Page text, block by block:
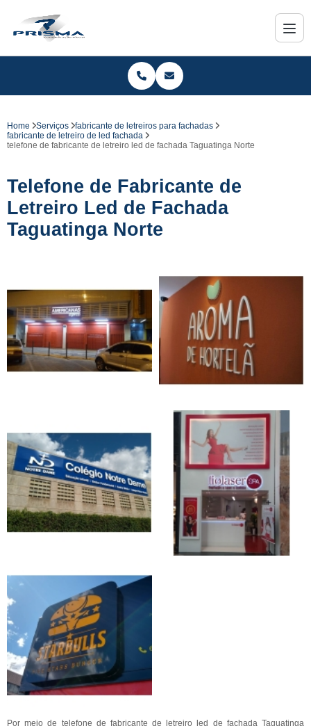
Home Serviços
fabricante de letreiros para fachadas
fabricante de letreiro de led fachada
telefone de fabricante de letreiro led de fachada Taguatinga Norte
Telefone de Fabricante de
Letreiro Led de Fachada
Taguatinga Norte
Por meio de telefone de fabricante de letreiro led de fachada Taguatinga